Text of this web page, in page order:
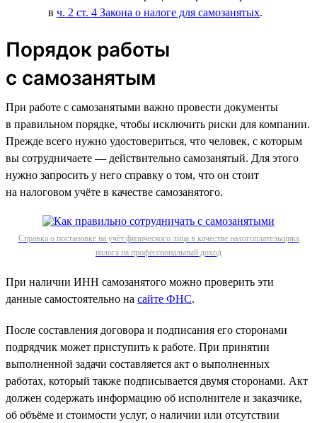
в ч. 2 ст. 4 Закона о налоге для самозанятых.
Порядок работы
с самозанятым
При работе с самозанятыми важно провести документы
в правильном порядке, чтобы исключить риски для компании.
Прежде всего нужно удостовериться, что человек, с которым
вы сотрудничаете — действительно самозанятый. Для этого
нужно запросить у него справку о том, что он стоит
на налоговом учёте в качестве самозанятого.
Справка о постановке на учёт физического лица в качестве налогоплательщика
налога на профессиональный доход
При наличии ИНН самозанятого можно проверить эти
данные самостоятельно на сайте ФНС.
После составления договора и подписания его сторонами
подрядчик может приступить к работе. При принятии
выполненной задачи составляется акт о выполненных
работах, который также подписывается двумя сторонами. Акт
должен содержать информацию об исполнителе и заказчике,
об объёме и стоимости услуг, о наличии или отсутствии